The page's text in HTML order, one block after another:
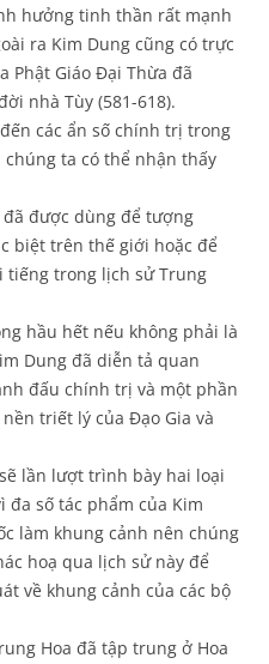
hưởng tinh thần rất mạnh
ra Kim Dung cũng có trực
Phật Giáo Đại Thừa đã
nhà Tùy (581-618).
các ẩn số chính trị trong
ta có thể nhận thấy
được dùng để tượng
biệt trên thế giới hoặc để
tiếng trong lịch sử Trung
hầu hết nếu không phải là
Dung đã diễn tả quan
đấu chính trị và một phần
triết lý của Đạo Gia và
lần lượt trình bày hai loại
số tác phẩm của Kim
làm khung cảnh nên chúng
hoạ qua lịch sử này để
về khung cảnh của các bộ
Hoa đã tập trung ở Hoa